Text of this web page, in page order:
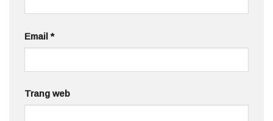
Email*
Trang web